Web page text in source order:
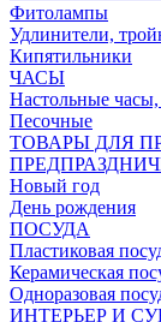
Фитолампы
Удлинители,
Кипятильники
ЧАСЫ
Настольные
Песочные
ТОВАРЫ ДЛЯ
Новый год
День рождения
ПОСУДА
Пластиковая
Керамическая
Одноразовая
ИНТЕРЬЕР И